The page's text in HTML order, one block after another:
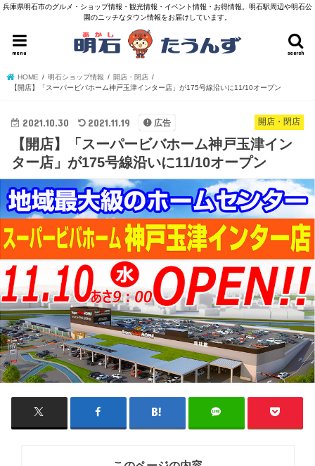
兵庫県明石市のグルメ・ショップ情報・観光情報・イベント情報・お得情報。明石駅周辺や明石公
園のニッチなタウン情報をお届けしています。
search
menu
HOME 明石ショップ情報
開店・閉店
【開店】「スーパービバホーム神戸玉津インター店」が175号線沿いに11/10オープン
開店・閉店
2021.10.30 2021.11.19 広告
【開店】「スーパービバホーム神戸玉津イン
ター店」が175号線沿いに11/10オープン